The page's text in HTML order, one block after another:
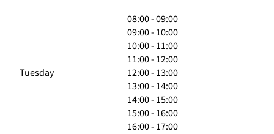
Tuesday
08:00 - 09:00
09:00 - 10:00
10:00 - 11:00
11:00 - 12:00
12:00 - 13:00
13:00 - 14:00
14:00 - 15:00
15:00 - 16:00
16:00 - 17:00